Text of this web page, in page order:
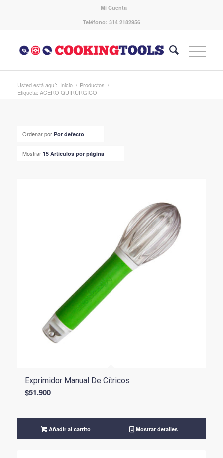
Mi Cuenta
Teléfono: 314 2182956
Usted está aquí: Inicio / Productos /
Etiqueta: ACERO QUIRÚRGICO
Ordenar por Por defecto
Mostrar 15 Artículos por página
Exprimidor Manual De Cítricos
$51.900
Añadir al carrito Mostrar detalles